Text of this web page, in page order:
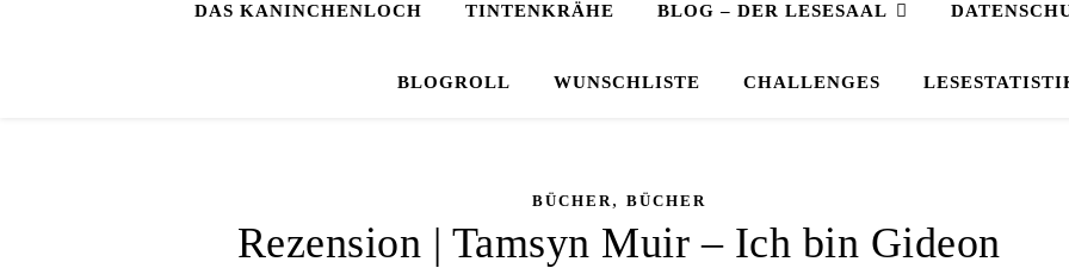
DAS KANINCHENLOCH TINTENKRÄHE BLOG – DER LESESAAL
BLOGROLL WUNSCHLISTE CHALLENGES
BÜCHER, BÜCHER
Rezension | Tamsyn Muir – Ich bin Gideon